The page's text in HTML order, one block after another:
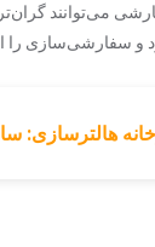
می‌توانند گران‌تر
هالترسازی: